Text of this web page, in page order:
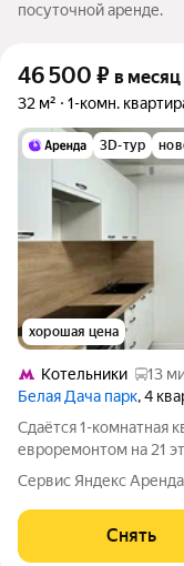
посуточной аренде.
46 500 ₽ в месяц
32 м² 1-комн.
3D-тур
хорошая цена
Котельники
13
Белая Дача парк, 4
Сдаётся 1-комнатная
евроремонтом на 21
месяцев. Из техники есть: Духовой шкаф Стиральная
Холодильник Кондиционер Бойлер Дом - панельный, окна
выходят на улицу. В
Сервис Яндекс Аренда
Снять